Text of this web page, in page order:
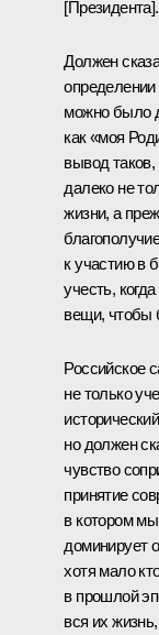
[Президента].
Должен
определении
можно было
как «моя
вывод
далеко не
жизни, а
к участию в
учесть,
вещи, чтобы
Российское
не только
но должен
чувство
принятие
в котором
доминирует
хотя мало
в прошлой
вся их